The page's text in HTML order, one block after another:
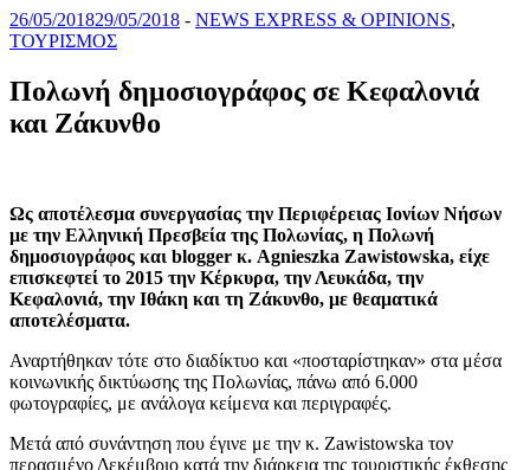
26/05/201829/05/2018 - NEWS EXPRESS & OPINIONS,
ΤΟΥΡΙΣΜΟΣ
Πολωνή δημοσιογράφος σε Κεφαλονιά
και Ζάκυνθο
Ως αποτέλεσμα συνεργασίας την Περιφέρειας Ιονίων Νήσων
με την Ελληνική Πρεσβεία της Πολωνίας, η Πολωνή
δημοσιογράφος και blogger κ. Agnieszka Zawistowska, είχε
επισκεφτεί το 2015 την Κέρκυρα, την Λευκάδα, την
Κεφαλονιά, την Ιθάκη και τη Ζάκυνθο, με θεαματικά
αποτελέσματα.
Αναρτήθηκαν τότε στο διαδίκτυο και «ποσταρίστηκαν» στα μέσα
κοινωνικής δικτύωσης της Πολωνίας, πάνω από 6.000
φωτογραφίες, με ανάλογα κείμενα και περιγραφές.
Μετά από συνάντηση που έγινε με την κ. Zawistowska τον
περασμένο Δεκέμβριο κατά την διάρκεια της τουριστικής έκθεσης